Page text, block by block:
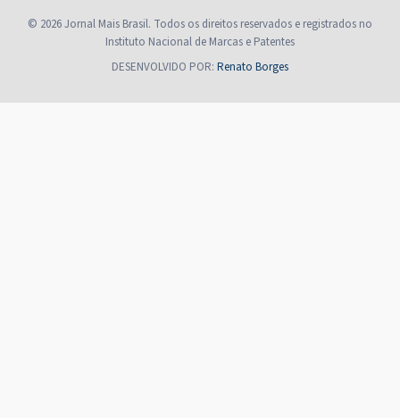
© 2026 Jornal Mais Brasil. Todos os direitos reservados e registrados no
Instituto Nacional de Marcas e Patentes
DESENVOLVIDO POR: Renato Borges